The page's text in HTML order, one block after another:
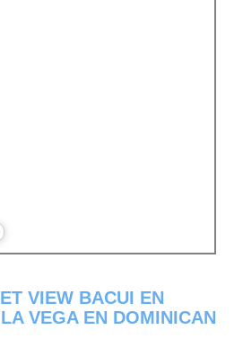
VIEW BACUI EN
VEGA EN DOMINICAN